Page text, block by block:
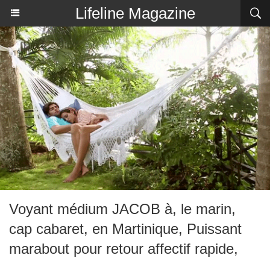
Lifeline Magazine
Voyant médium JACOB à, le marin,
cap cabaret, en Martinique, Puissant
marabout pour retour affectif rapide,